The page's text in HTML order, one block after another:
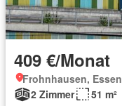
409 €/Monat
Frohnhausen, Essen
2 Zimmer
51 m²